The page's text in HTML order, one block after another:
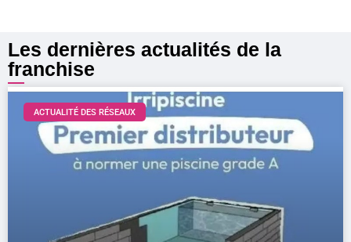
Les dernières actualités de la
franchise
ACTUALITÉ DES RÉSEAUX